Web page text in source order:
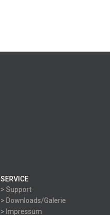
SERVICE
> Support
> Downloads/Galerie
> Impressum